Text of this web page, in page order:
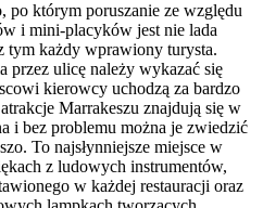
po którym poruszanie ze względu
i mini-placyków jest nie lada
tym każdy wprawiony turysta.
przez ulicę należy wykazać się
kierowcy uchodzą za bardzo
Marrakeszu znajdują się w
i bez problemu można je zwiedzić
To najsłynniejsze miejsce w
z ludowych instrumentów,
w każdej restauracji oraz